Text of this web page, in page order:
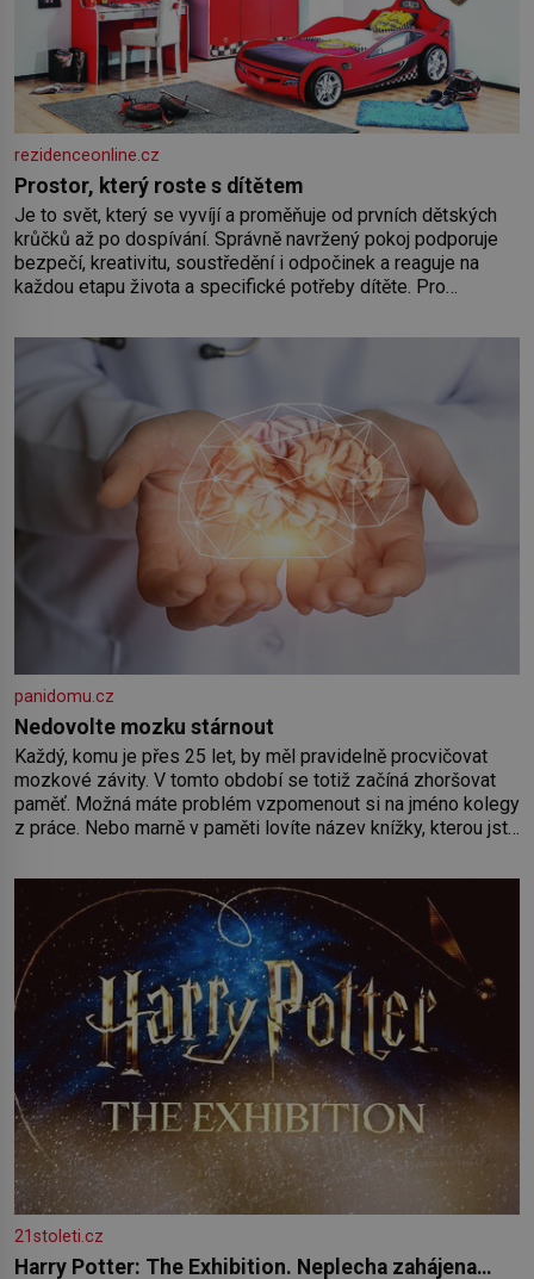
rezidenceonline.cz
Prostor, který roste s dítětem
Je to svět, který se vyvíjí a proměňuje od prvních dětských
krůčků až po dospívání. Správně navržený pokoj podporuje
bezpečí, kreativitu, soustředění i odpočinek a reaguje na
každou etapu života a specifické potřeby dítěte. Pro
by pokoj miminka měl působit především klidně a útulně.
Předškolní věk je
panidomu.cz
Nedovolte mozku stárnout
Každý, komu je přes 25 let, by měl pravidelně procvičovat
mozkové závity. V tomto období se totiž začíná zhoršovat
paměť. Možná máte problém vzpomenout si na jméno kolegy
z práce. Nebo marně v paměti lovíte název knížky, kterou jste
paměť rozhodla stávkovat. Cvičte
21stoleti.cz
Harry Potter: The Exhibition. Neplecha zahájena…